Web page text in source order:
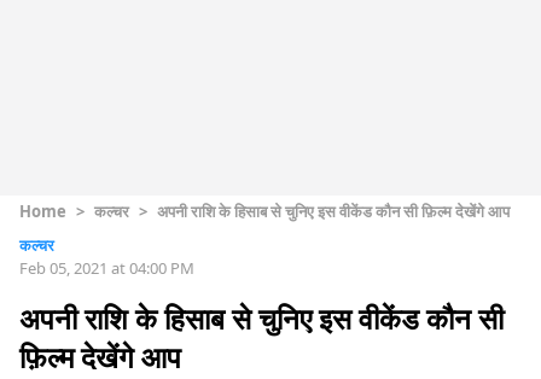
Home > कल्चर > अपनी राशि के हिसाब से चुनिए इस वीकेंड कौन सी फ़िल्म देखेंगे आप
कल्चर
Feb 05, 2021 at 04:00 PM
अपनी राशि के हिसाब से चुनिए इस वीकेंड कौन सी
फ़िल्म देखेंगे आप